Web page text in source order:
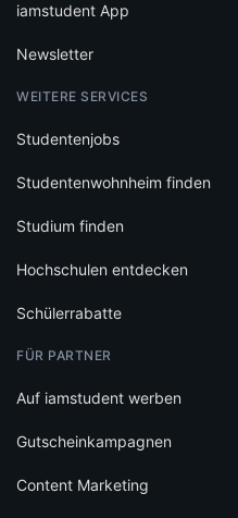
iamstudent App
Newsletter
WEITERE SERVICES
Studentenjobs
Studentenwohnheim finden
Studium finden
Hochschulen entdecken
Schülerrabatte
FÜR PARTNER
Auf iamstudent werben
Gutscheinkampagnen
Content Marketing